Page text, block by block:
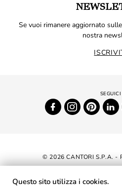
Se vuoi rimanere aggiornato
nostra
© 2026 CANTORI S.P.A. -
DICHIARAZIONE DI
Questo sito utilizza i cookies.